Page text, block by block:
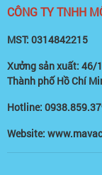
CÔNG TY TNHH
MST: 0314842215
Xưởng sản xuất: 46/
Thành phố Hồ Chí
Hotline:
Website: